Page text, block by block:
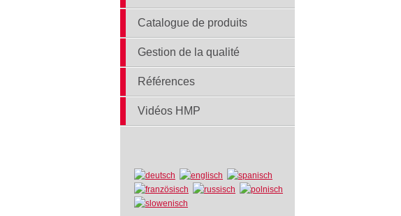
Catalogue de produits
Gestion de la qualité
Références
Vidéos HMP